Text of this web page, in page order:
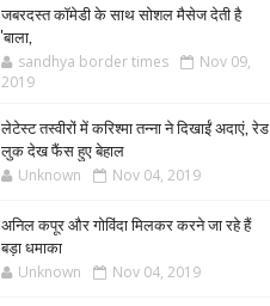
जबरदस्त कॉमेडी के साथ सोशल मैसेज देती है
'बाला,
sandhya border times
Nov 09,
2019
लेटेस्ट तस्वीरों में करिश्मा तन्ना ने दिखाईं अदाएं, रेड
लुक देख फैंस हुए बेहाल
Unknown Nov 04, 2019
अनिल कपूर और गोविंदा मिलकर करने जा रहे हैं
बड़ा धमाका
Unknown Nov 04, 2019